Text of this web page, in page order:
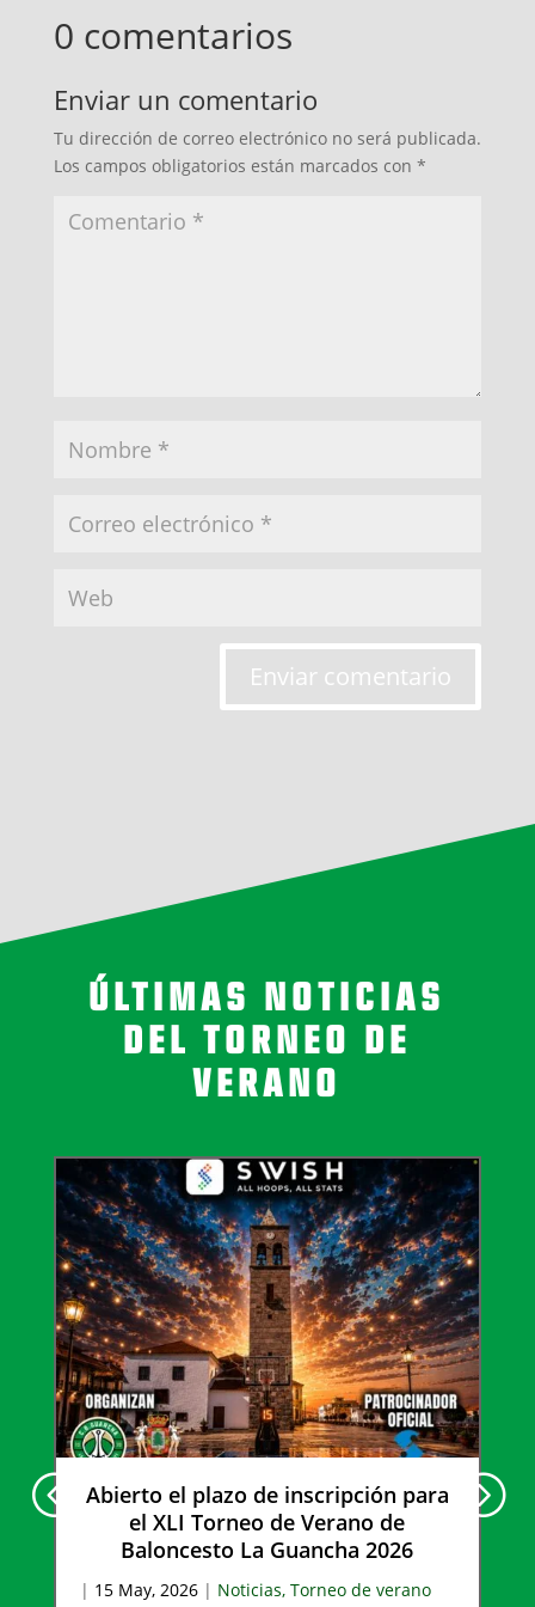
0 comentarios
Enviar un comentario
Tu dirección de correo electrónico no será publicada.
Los campos obligatorios están marcados con *
Enviar comentario
ÚLTIMAS NOTICIAS
DEL TORNEO DE
VERANO
Abierto el plazo de inscripción para
el XLI Torneo de Verano de
Baloncesto La Guancha 2026
| 15 May, 2026 | Noticias, Torneo de verano